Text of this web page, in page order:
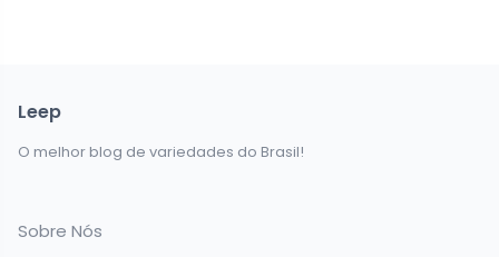
Leep
O melhor blog de variedades do Brasil!
Sobre Nós